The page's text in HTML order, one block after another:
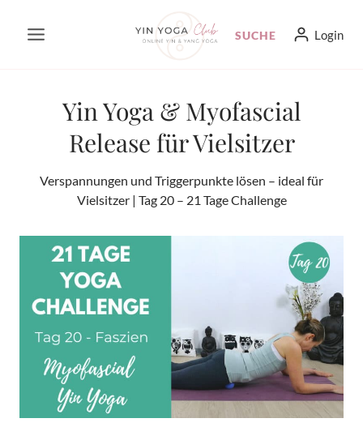
Inhalt
SUCHE Login
Yin Yoga & Myofascial
Release für Vielsitzer
Verspannungen und Triggerpunkte lösen – ideal für
Vielsitzer | Tag 20 – 21 Tage Challenge